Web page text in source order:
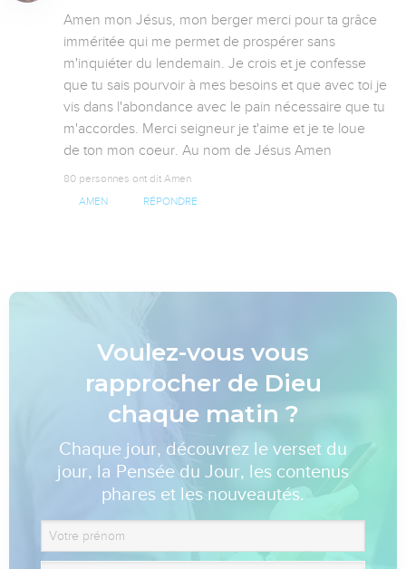
Amen mon Jésus, mon berger merci pour ta grâce
imméritée qui me permet de prospérer sans
m'inquiéter du lendemain. Je crois et je confesse
que tu sais pourvoir à mes besoins et que avec toi je
vis dans l'abondance avec le pain nécessaire que tu
m'accordes. Merci seigneur je t'aime et je te loue
de ton mon coeur. Au nom de Jésus Amen
80 personnes ont dit Amen
AMEN RÉPONDRE
Voulez-vous vous
rapprocher de Dieu
chaque matin ?
Chaque jour, découvrez le verset du
jour, la Pensée du Jour, les contenus
phares et les nouveautés.